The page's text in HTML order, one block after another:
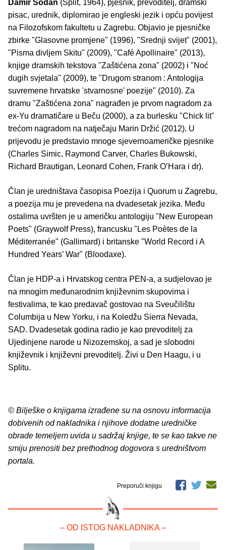
Damir Šodan (Split, 1964), pjesnik, prevoditelj, dramski
pisac, urednik, diplomirao je engleski jezik i opću povijest
na Filozofskom fakultetu u Zagrebu. Objavio je pjesničke
zbirke "Glasovne promjene" (1996), "Srednji svijet" (2001),
"Pisma divljem Skitu" (2009), "Café Apollinaire" (2013),
knjige dramskih tekstova "Zaštićena zona" (2002) i "Noć
dugih svjetala" (2009), te "Drugom stranom : Antologija
suvremene hrvatske 'stvarnosne' poezije" (2010). Za
dramu "Zaštićena zona" nagrađen je prvom nagradom za
ex-Yu dramatičare u Beču (2000), a za burlesku "Chick lit"
trećom nagradom na natječaju Marin Držić (2012). U
prijevodu je predstavio mnoge sjevernoameričke pjesnike
(Charles Simic, Raymond Carver, Charles Bukowski,
Richard Brautigan, Leonard Cohen, Frank O’Hara i dr).
Član je uredništava časopisa Poezija i Quorum u Zagrebu,
a poezija mu je prevedena na dvadesetak jezika. Među
ostalima uvršten je u američku antologiju "New European
Poets" (Graywolf Press), francusku "Les Poètes de la
Méditerranée" (Gallimard) i britanske "World Record i A
Hundred Years’ War" (Bloodaxe).
Član je HDP-a i Hrvatskog centra PEN-a, a sudjelovao je
na mnogim međunarodnim književnim skupovima i
festivalima, te kao predavač gostovao na Sveučilištu
Columbija u New Yorku, i na Koledžu Sierra Nevada,
SAD. Dvadesetak godina radio je kao prevoditelj za
Ujedinjene narode u Nizozemskoj, a sad je slobodni
književnik i književni prevoditelj. Živi u Den Haagu, i u
Splitu.
© Bilješke o knjigama izrađene su na osnovu informacija
dobivenih od nakladnika i njihove dodatne uredničke
obrade temeljem uvida u sadržaj knjige, te se kao takve ne
smiju prenositi bez prethodnog dogovora s uredništvom
portala.
Preporuči knjigu
– OD ISTOG NAKLADNIKA –